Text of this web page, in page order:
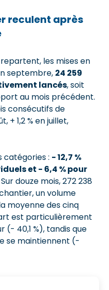
reculent après
les mises en
septembre, 24 259
lancés, soit
au mois précédent.
consécutifs de
+ 1,2 % en juillet,
catégories : - 12,7 %
et - 6,4 % pour
Sur douze mois, 272 238
un volume
moyenne des cinq
est particulièrement
(- 40,1 %), tandis que
se maintiennent (-